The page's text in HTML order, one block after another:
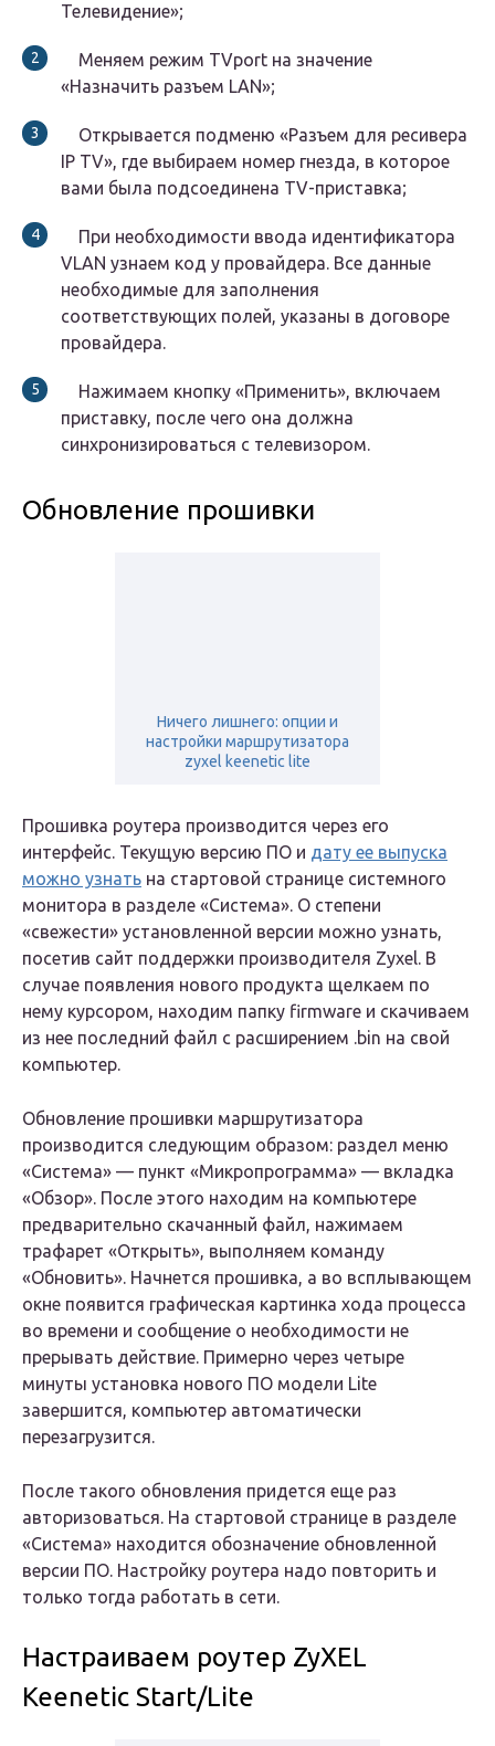
Телевидение»;
Меняем режим TVport на значение
«Назначить разъем LAN»;
Открывается подменю «Разъем для ресивера
IP TV», где выбираем номер гнезда, в которое
вами была подсоединена TV-приставка;
При необходимости ввода идентификатора
VLAN узнаем код у провайдера. Все данные
необходимые для заполнения
соответствующих полей, указаны в договоре
провайдера.
Нажимаем кнопку «Применить», включаем
приставку, после чего она должна
синхронизироваться с телевизором.
Обновление прошивки
Ничего лишнего: опции и
настройки маршрутизатора
zyxel keenetic lite
Прошивка роутера производится через его
интерфейс. Текущую версию ПО и дату ее выпуска
можно узнать на стартовой странице системного
монитора в разделе «Система». О степени
«свежести» установленной версии можно узнать,
посетив сайт поддержки производителя Zyxel. В
случае появления нового продукта щелкаем по
нему курсором, находим папку firmware и скачиваем
из нее последний файл с расширением .bin на свой
компьютер.
Обновление прошивки маршрутизатора
производится следующим образом: раздел меню
«Система» — пункт «Микропрограмма» — вкладка
«Обзор». После этого находим на компьютере
предварительно скачанный файл, нажимаем
трафарет «Открыть», выполняем команду
«Обновить». Начнется прошивка, а во всплывающем
окне появится графическая картинка хода процесса
во времени и сообщение о необходимости не
прерывать действие. Примерно через четыре
минуты установка нового ПО модели Lite
завершится, компьютер автоматически
перезагрузится.
После такого обновления придется еще раз
авторизоваться. На стартовой странице в разделе
«Система» находится обозначение обновленной
версии ПО. Настройку роутера надо повторить и
только тогда работать в сети.
Настраиваем роутер ZyXEL
Keenetic Start/Lite